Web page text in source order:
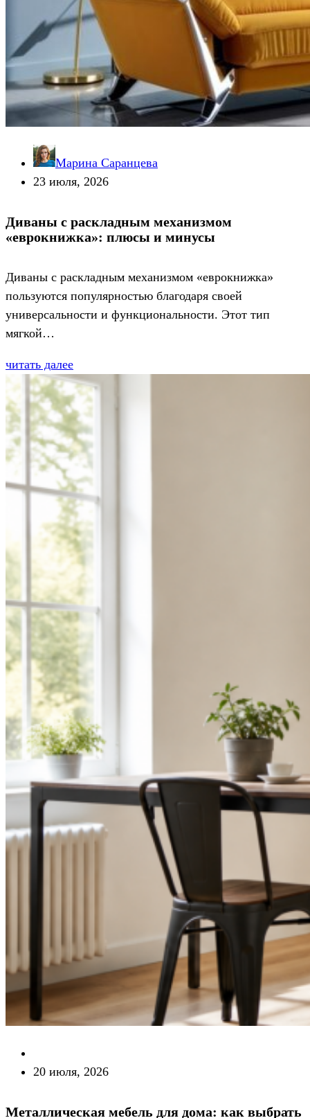
Марина Саранцева
23 июля, 2026
Диваны с раскладным механизмом
«еврокнижка»: плюсы и минусы
Диваны с раскладным механизмом «еврокнижка»
пользуются популярностью благодаря своей
универсальности и функциональности. Этот тип
мягкой…
читать далее
20 июля, 2026
Металлическая мебель для дома: как выбрать